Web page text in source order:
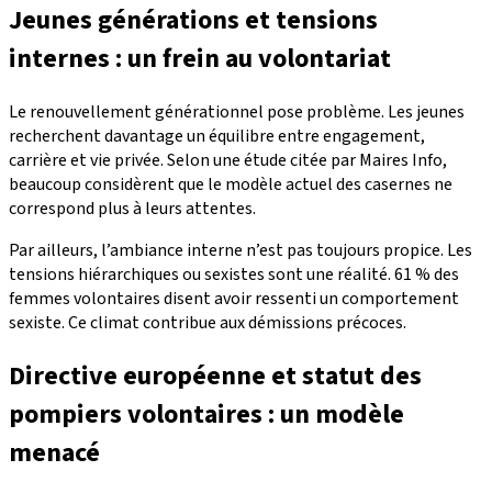
Jeunes générations et tensions
internes : un frein au volontariat
Le renouvellement générationnel pose problème. Les jeunes
recherchent davantage un équilibre entre engagement,
carrière et vie privée. Selon une étude citée par Maires Info,
beaucoup considèrent que le modèle actuel des casernes ne
correspond plus à leurs attentes.
Par ailleurs, l’ambiance interne n’est pas toujours propice. Les
tensions hiérarchiques ou sexistes sont une réalité. 61 % des
femmes volontaires disent avoir ressenti un comportement
sexiste. Ce climat contribue aux démissions précoces.
Directive européenne et statut des
pompiers volontaires : un modèle
menacé